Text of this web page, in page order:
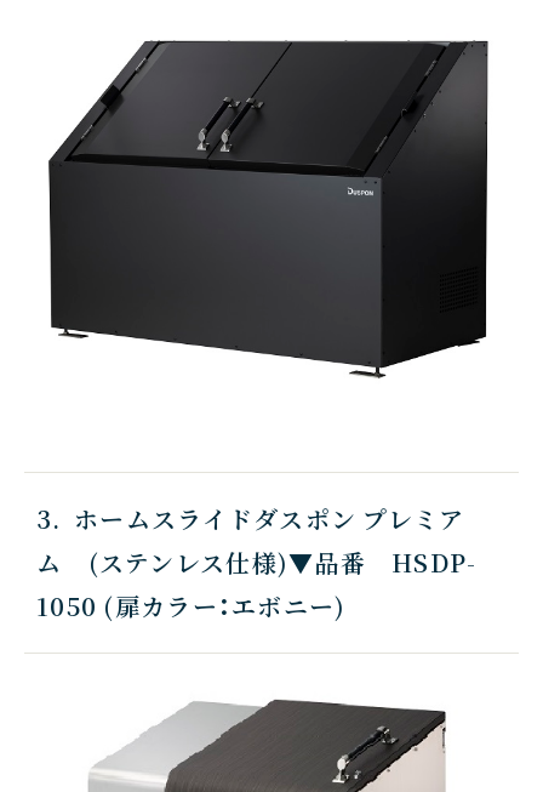
3. ホームスライドダスポン プレミア
ム (ステンレス仕様)▼品番 HSDP-
1050 (扉カラー：エボニー)